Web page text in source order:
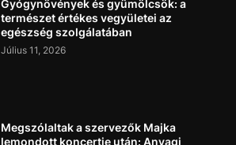
Gyógynövények és gyümölcsök: a
természet értékes vegyületei az
egészség szolgálatában
Július 11, 2026
Megszólaltak a szervezők Majka
lemondott koncertje után: Anyagi